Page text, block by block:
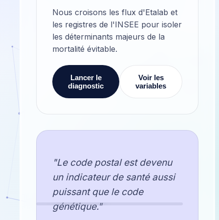
Nous croisons les flux d'Etalab et
les registres de l'INSEE pour isoler
les déterminants majeurs de la
mortalité évitable.
Lancer le
diagnostic
Voir les
variables
"Le code postal est devenu
un indicateur de santé aussi
puissant que le code
génétique."